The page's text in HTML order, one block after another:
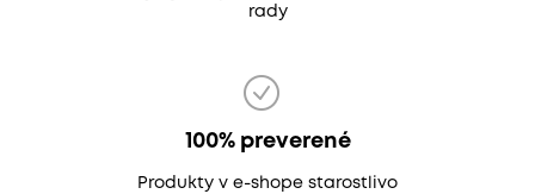
rady
100% preverené
Produkty v e-shope starostlivo